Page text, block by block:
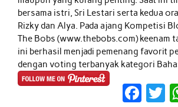
bersama istri, Sri Lestari serta kedua
Rizky dan Alya. Pada ajang Kompetisi
The Bobs (www.thebobs.com) keenam
ini berhasil menjadi pemenang favorit
dengan voting terbanyak kategori